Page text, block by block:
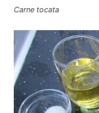
Carne tocata